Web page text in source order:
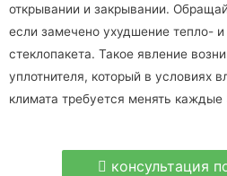
открывании и закрывании.
если замечено ухудшение тепло- и
стеклопакета. Такое явление
уплотнителя, который в условиях
климата требуется менять каждые
консультация